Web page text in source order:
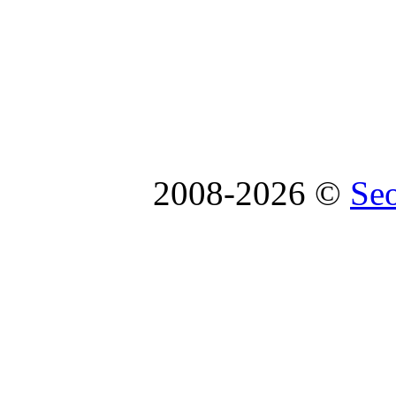
2008-2026 ©